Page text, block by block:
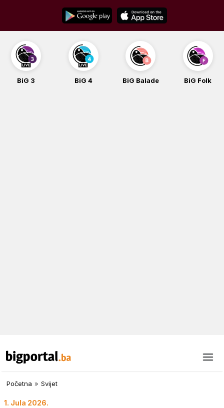
content
BiG 3 BiG 4 BiG Balade BiG Folk
Početna » Svijet
1. Jula 2026.